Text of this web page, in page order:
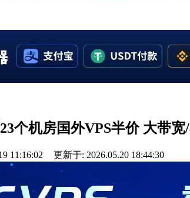
个机房国外VPS半价 大带
11:16:02 更新于: 2026.05.20 18:44:30